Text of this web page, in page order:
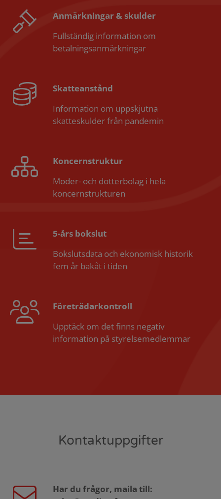
Anmärkningar & skulder
Fullständig information om
betalningsanmärkningar
Skatteanstånd
Information om uppskjutna
skatteskulder från pandemin
Koncernstruktur
Moder- och dotterbolag i hela
koncernstrukturen
5-års bokslut
Bokslutsdata och ekonomisk historik
fem år bakåt i tiden
Företrädarkontroll
Upptäck om det finns negativ
information på styrelsemedlemmar
Kontaktuppgifter
Har du frågor, maila till: